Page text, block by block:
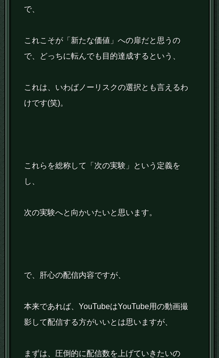
で、
これこそが「新たな価値」への扉だと思うの
で、どっちに転んでも目的達成するという、
これは、いわばノーリスクの選択とも言えるわ
けです(笑)。
これらを総称して「次の実験」という定義を
し、
次の実験へと向かいたいと思います。
で、肝心の配信内容ですが、
本来であれば、YouTubeはYouTube用の動画撮
影して配信する方がいいとは思いますが、
まずは、圧倒的に配信数を上げていきたいの